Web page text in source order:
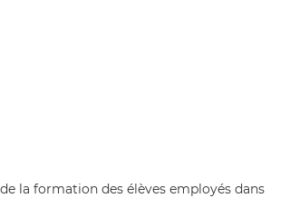
la formation des élèves employés dans